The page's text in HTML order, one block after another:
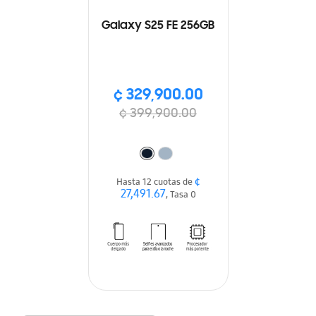
Galaxy S25 FE 256GB
¢ 329,900.00
¢ 399,900.00
Hasta 12 cuotas de¢
27,491.67, Tasa 0